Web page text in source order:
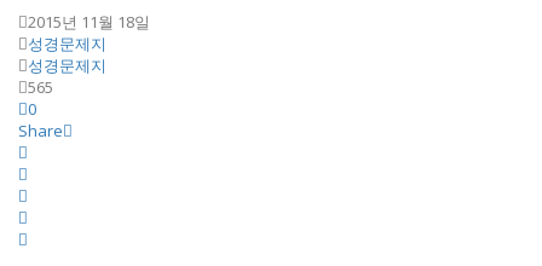
2015년 11월 18일
성경문제지
성경문제지
565
0
Share